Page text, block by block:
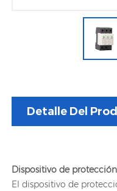
Detalle Del
Dispositivo de
El dispositivo de